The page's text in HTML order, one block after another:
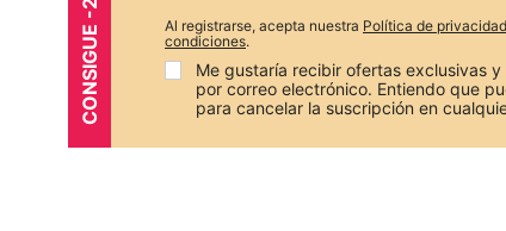
CONSIGUE -20% Al registrarse, acepta nuestra Política de
condiciones.
Me gustaría recibir ofertas exclusivas y
por correo electrónico. Entiendo que
para cancelar la suscripción en